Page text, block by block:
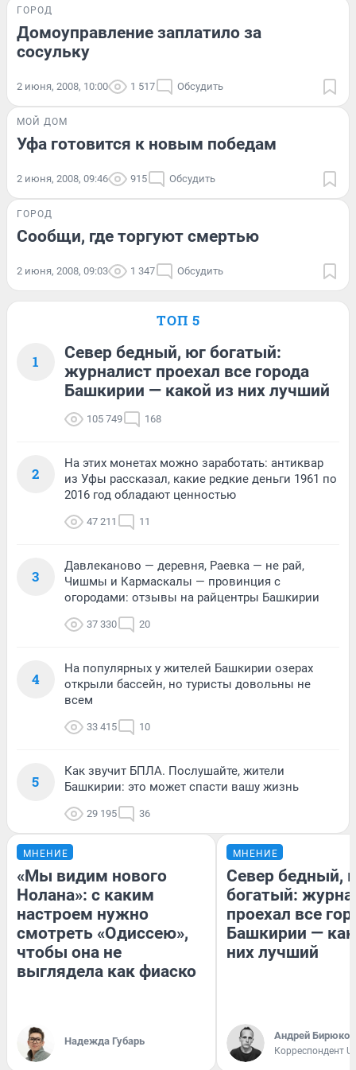
ГОРОД
Домоуправление заплатило за
сосульку
2 июня, 2008, 10:00 1 517 Обсудить
МОЙ ДОМ
Уфа готовится к новым победам
2 июня, 2008, 09:46 915 Обсудить
ГОРОД
Сообщи, где торгуют смертью
2 июня, 2008, 09:03 1 347 Обсудить
ТОП 5
1
Север бедный, юг богатый:
журналист проехал все города
Башкирии — какой из них лучший
105 749 168
2
На этих монетах можно заработать: антиквар
из Уфы рассказал, какие редкие деньги 1961 по
2016 год обладают ценностью
47 211 11
3
Давлеканово — деревня, Раевка — не рай,
Чишмы и Кармаскалы — провинция с
огородами: отзывы на райцентры Башкирии
37 330 20
4
На популярных у жителей Башкирии озерах
открыли бассейн, но туристы довольны не
всем
33 415 10
5
Как звучит БПЛА. Послушайте, жители
Башкирии: это может спасти вашу жизнь
29 195 36
МНЕНИЕ
«Мы видим нового
Нолана»: с каким
настроем нужно
смотреть «Одиссею»,
чтобы она не
выглядела как фиаско
Надежда Губарь
МНЕНИЕ
Север бедный,
богатый:
проехал все
Башкирии —
них лучший
Андрей Бирюков
Корреспондент